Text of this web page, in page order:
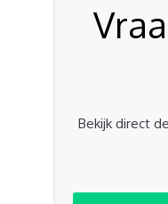
Bekijk direct